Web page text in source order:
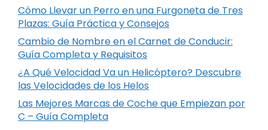
Cómo Llevar un Perro en una Furgoneta de Tres
Plazas: Guía Práctica y Consejos
Cambio de Nombre en el Carnet de Conducir:
Guía Completa y Requisitos
¿A Qué Velocidad Va un Helicóptero? Descubre
las Velocidades de los Helos
Las Mejores Marcas de Coche que Empiezan por
C – Guía Completa